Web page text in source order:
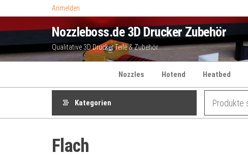
Anmelden
Nozzleboss.de 3D Drucker Zubehör
Qualitative 3D Drucker Teile & Zubehör
Nozzles Hotend Heatbed
Kategorien
Flach